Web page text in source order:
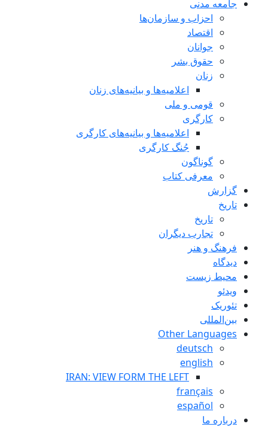
جامعه مدنی
احزاب و سازمان‌ها
اقتصاد
جوانان
حقوق بشر
زنان
اعلامیه‌ها و بیانیه‌های زنان
قومی و ملی
کارگری
اعلامیه‌ها و بیانیه‌های کارگری
جُنگ کارگری
گوناگون
معرفی کتاب
گزارش
تاریخ
تاريخ
تجارب ديگران
فرهنگ و هنر
دیدگاه
محیط زیست
ویدئو
تئوریک
بین‌المللی
Other Languages
deutsch
english
IRAN: VIEW FORM THE LEFT
français
español
درباره ما